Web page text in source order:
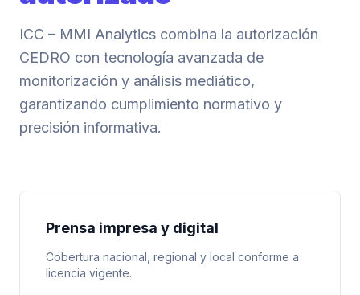
ICC – MMI Analytics combina la autorización
CEDRO con tecnología avanzada de
monitorización y análisis mediático,
garantizando cumplimiento normativo y
precisión informativa.
Prensa impresa y digital
Cobertura nacional, regional y local conforme a
licencia vigente.